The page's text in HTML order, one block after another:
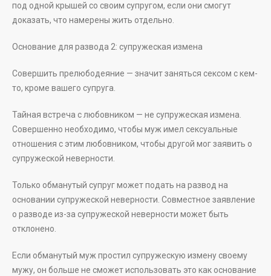
под одной крышей со своим супругом, если они смогут
доказать, что намерены жить отдельно.
Основание для развода 2: супружеская измена
Совершить прелюбодеяние — значит заняться сексом с кем-
то, кроме вашего супруга.
Тайная встреча с любовником — не супружеская измена.
Совершенно необходимо, чтобы муж имел сексуальные
отношения с этим любовником, чтобы другой мог заявить о
супружеской неверности.
Только обманутый супруг может подать на развод на
основании супружеской неверности. Совместное заявление
о разводе из-за супружеской неверности может быть
отклонено.
Если обманутый муж простил супружескую измену своему
мужу, он больше не сможет использовать это как основание